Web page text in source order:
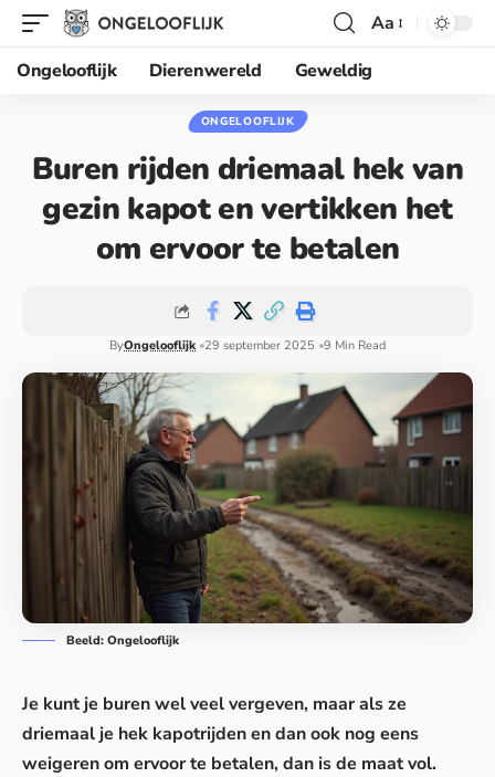
Aa
Ongelooflijk
Dierenwereld Geweldig
ONGELOOFLIJK
Buren rijden driemaal hek van
gezin kapot en vertikken het
om ervoor te betalen
ByOngelooflijk 29 september 2025 9 Min Read
Beeld: Ongelooflijk
Je kunt je buren wel veel vergeven, maar als ze
driemaal je hek kapotrijden en dan ook nog eens
weigeren om ervoor te betalen, dan is de maat vol.